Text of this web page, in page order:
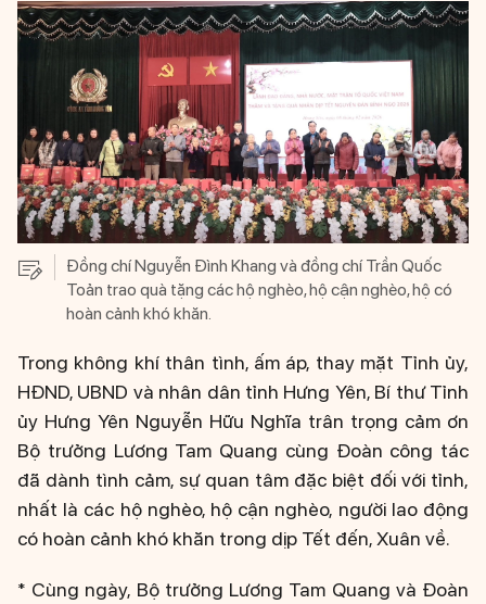
Đồng chí Nguyễn Đình Khang và đồng chí Trần Quốc
Toản trao quà tặng các hộ nghèo, hộ cận nghèo, hộ có
hoàn cảnh khó khăn.
Trong không khí thân tình, ấm áp, thay mặt Tỉnh ủy,
HĐND, UBND và nhân dân tỉnh Hưng Yên, Bí thư Tỉnh
ủy Hưng Yên Nguyễn Hữu Nghĩa trân trọng cảm ơn
Bộ trưởng Lương Tam Quang cùng Đoàn công tác
đã dành tình cảm, sự quan tâm đặc biệt đối với tỉnh,
nhất là các hộ nghèo, hộ cận nghèo, người lao động
có hoàn cảnh khó khăn trong dịp Tết đến, Xuân về.
* Cùng ngày, Bộ trưởng Lương Tam Quang và Đoàn